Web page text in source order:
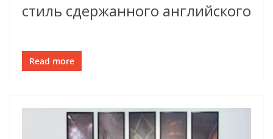
стиль сдержанного английского
Read more